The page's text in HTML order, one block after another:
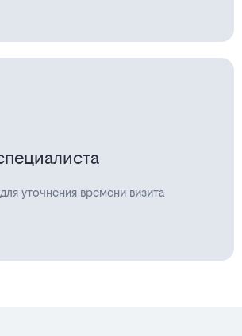
уточнения времени визита